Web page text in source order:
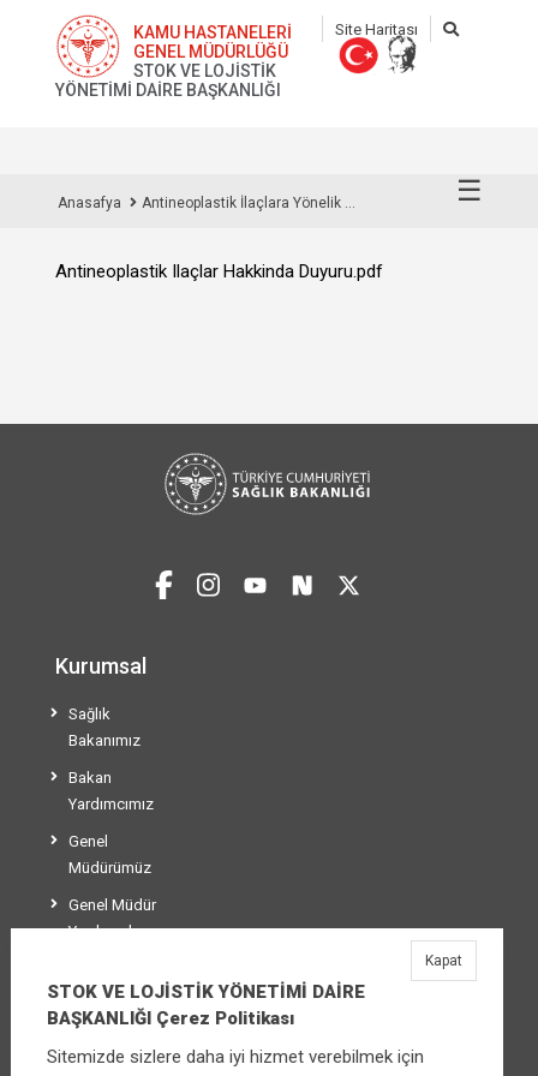
KAMU HASTANELERİ
GENEL MÜDÜRLÜĞÜ
STOK VE LOJİSTİK
YÖNETİMİ DAİRE BAŞKANLIĞI
Site Haritası
☰
Anasafya Antineoplastik İlaçlara Yönelik ...
Antineoplastik Ilaçlar Hakkinda Duyuru.pdf
Kurumsal
Sağlık
Bakanımız
Bakan
Yardımcımız
Genel
Müdürümüz
Genel Müdür
Yardımcılarımız
STOK VE LOJİSTİK YÖNETİMİ DAİRE
STOK VE LOJİSTİK YÖNETİMİ DAİRE
BAŞKANLIĞI Çerez Politikası
Sitemizde sizlere daha iyi hizmet verebilmek için
Kapat